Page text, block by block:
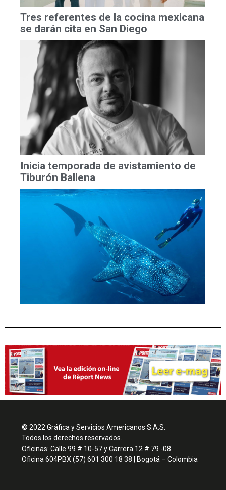
Tres referentes de la cocina mexicana
se darán cita en San Diego
Inicia temporada de avistamiento de
Tiburón Ballena
© 2022 Gráfica y Servicios Americanos S.A.S.
Todos los derechos reservados.
Oficinas: Calle 99 # 10-57 y Carrera 12 # 79 -08
Oficina 604PBX (57) 601 300 18 38 | Bogotá – Colombia